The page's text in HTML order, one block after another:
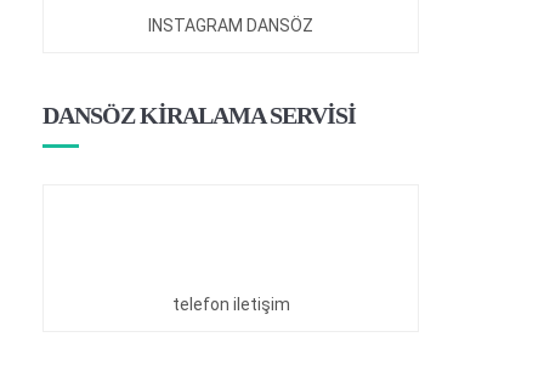
INSTAGRAM DANSÖZ
DANSÖZ KİRALAMA SERVİSİ
telefon iletişim